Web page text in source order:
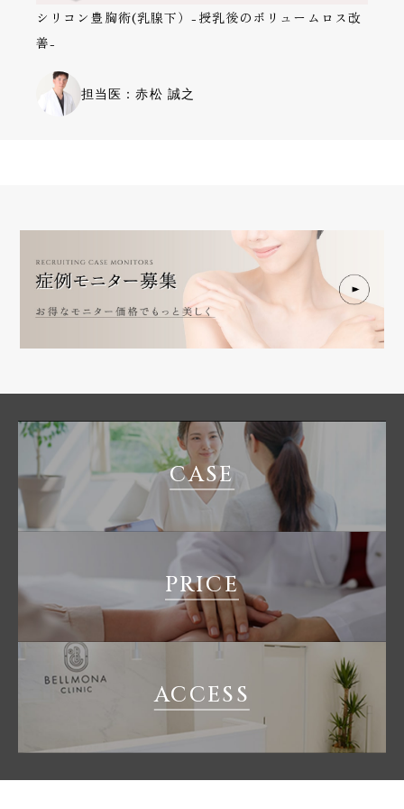
シリコン豊胸術(乳腺下）-授乳後のボリュームロス改
善-
担当医：赤松 誠之
CASE
PRICE
ACCESS